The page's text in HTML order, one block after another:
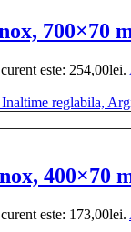
700×70
este: 254,00lei.
400×70
este: 173,00lei.